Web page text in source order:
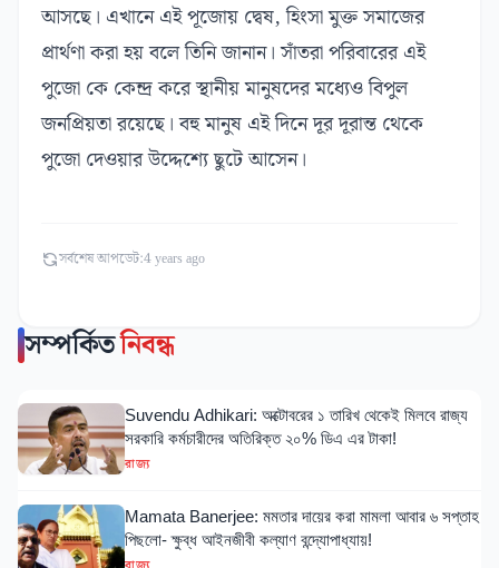
আসছে। এখানে এই পূজোয় দ্বেষ, হিংসা মুক্ত সমাজের
প্রার্থণা করা হয় বলে তিনি জানান। সাঁতরা পরিবারের এই
পুজো কে কেন্দ্র করে স্থানীয় মানুষদের মধ্যেও বিপুল
জনপ্রিয়তা রয়েছে। বহু মানুষ এই দিনে দূর দূরান্ত থেকে
পুজো দেওয়ার উদ্দেশ্যে ছুটে আসেন।
সর্বশেষ আপডেট:4 years ago
সম্পর্কিতনিবন্ধ
Suvendu Adhikari: অক্টোবরের ১ তারিখ থেকেই মিলবে রাজ্য
সরকারি কর্মচারীদের অতিরিক্ত ২০% ডিএ এর টাকা!
রাজ্য
Mamata Banerjee: মমতার দায়ের করা মামলা আবার ৬ সপ্তাহ
পিছলো- ক্ষুব্ধ আইনজীবী কল্যাণ বন্দ্যোপাধ্যায়!